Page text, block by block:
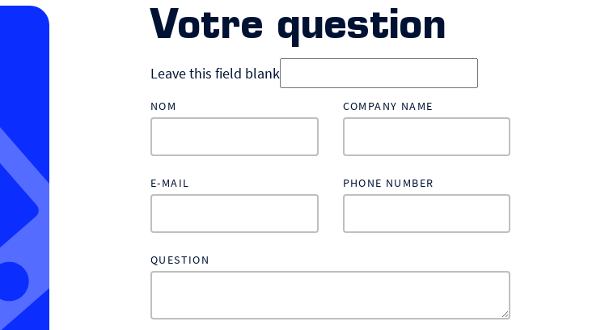
Votre question
Leave this field blank
NOM COMPANY NAME
E-MAIL PHONE NUMBER
QUESTION